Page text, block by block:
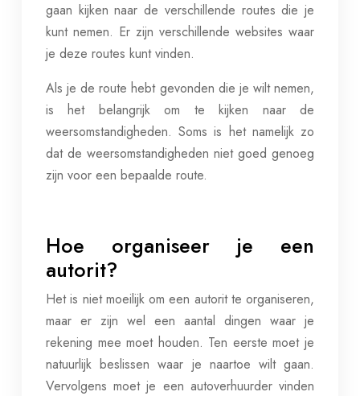
gaan kijken naar de verschillende routes die je
kunt nemen. Er zijn verschillende websites waar
je deze routes kunt vinden.
Als je de route hebt gevonden die je wilt nemen,
is het belangrijk om te kijken naar de
weersomstandigheden. Soms is het namelijk zo
dat de weersomstandigheden niet goed genoeg
zijn voor een bepaalde route.
Hoe organiseer je een
autorit?
Het is niet moeilijk om een autorit te organiseren,
maar er zijn wel een aantal dingen waar je
rekening mee moet houden. Ten eerste moet je
natuurlijk beslissen waar je naartoe wilt gaan.
Vervolgens moet je een autoverhuurder vinden